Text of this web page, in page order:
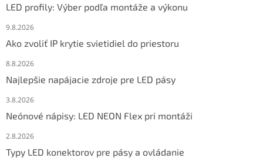
LED profily: Výber podľa montáže a výkonu
9.8.2026
Ako zvoliť IP krytie svietidiel do priestoru
8.8.2026
Najlepšie napájacie zdroje pre LED pásy
3.8.2026
Neónové nápisy: LED NEON Flex pri montáži
2.8.2026
Typy LED konektorov pre pásy a ovládanie